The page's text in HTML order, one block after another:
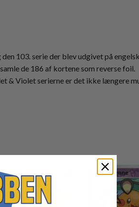
103. serie der blev udgivet på
de 186 af kortene som reverse foil.
& Violet serierne er det ikke længere